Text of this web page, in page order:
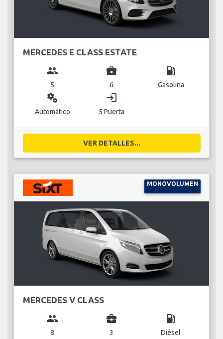
MERCEDES E CLASS ESTATE
group
5
business_center
6
local_gas_station
Gasolina
miscellaneous_services
Automático
login
5 Puerta
VER DETALLES...
MONOVOLUMEN
MERCEDES V CLASS
group
8
business_center
3
local_gas_station
Diésel